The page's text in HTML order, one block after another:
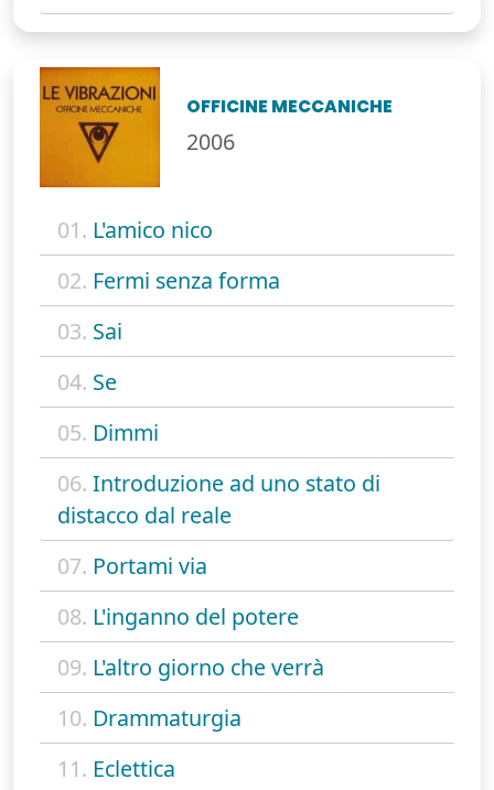
OFFICINE MECCANICHE
2006
01. L'amico nico
02. Fermi senza forma
03. Sai
04. Se
05. Dimmi
06. Introduzione ad uno stato di
distacco dal reale
07. Portami via
08. L'inganno del potere
09. L'altro giorno che verrà
10. Drammaturgia
11. Eclettica